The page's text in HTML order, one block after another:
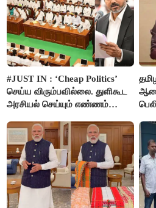
#JUST IN : ‘Cheap Politics’
செய்ய விரும்பவில்லை. துளிகூட
அரசியல் செய்யும் எண்ணம்
விஜய் பதில்!